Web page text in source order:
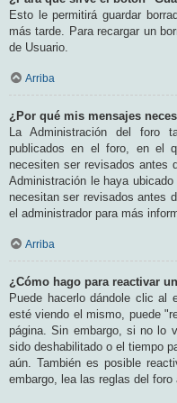
Esto le permitirá guardar
más tarde. Para recargar un
de Usuario.
Arriba
¿Por qué mis mensajes
La Administración del foro
publicados en el foro, en el
necesiten ser revisados antes
Administración le haya
necesitan ser revisados antes
el administrador para más
Arriba
¿Cómo hago para reactivar
Puede hacerlo dándole clic al
esté viendo el mismo, puede
página. Sin embargo, si no lo
sido deshabilitado o el tiempo
aún. También es posible
embargo, lea las reglas del foro